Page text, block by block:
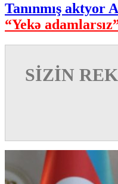
Tanınmış aktyor
“Yekə
SİZİN